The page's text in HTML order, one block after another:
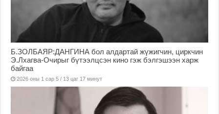
Б.ЗОЛБАЯР:ДАНГИНА бол алдартай жүжигчин, циркчин
Э.Лхагва-Очирыг бүтээлцсэн кино гэж бэлгэшээн харж
байгаа
2026 оны 1 сар 5 / 13 цаг 17 минут